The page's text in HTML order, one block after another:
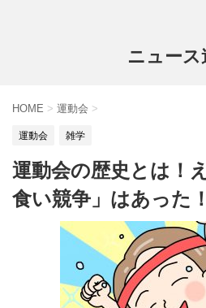
ニュース
HOME > 運動会 >
運動会 雑学
運動会の歴史とは！
食い競争」はあった